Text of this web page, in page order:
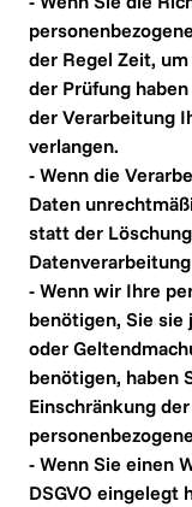
der Regel Zeit,
der Prüfung
der Verarbeitung
verlangen.
- Wenn die
Daten
statt der
- Wenn wir Ihre
benötigen, Sie sie
oder
benötigen, haben
Einschränkung
- Wenn Sie einen
DSGVO eingelegt